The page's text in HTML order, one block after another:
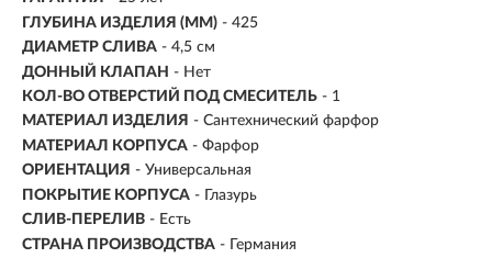
ГЛУБИНА ИЗДЕЛИЯ (ММ) - 425
ДИАМЕТР СЛИВА - 4,5 см
ДОННЫЙ КЛАПАН - Нет
КОЛ-ВО ОТВЕРСТИЙ ПОД СМЕСИТЕЛЬ - 1
МАТЕРИАЛ ИЗДЕЛИЯ - Сантехнический фарфор
МАТЕРИАЛ КОРПУСА - Фарфор
ОРИЕНТАЦИЯ - Универсальная
ПОКРЫТИЕ КОРПУСА - Глазурь
СЛИВ-ПЕРЕЛИВ - Есть
СТРАНА ПРОИЗВОДСТВА - Германия